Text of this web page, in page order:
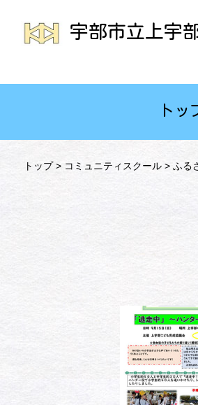
宇部市立上宇
トッ
トップ> コミュニティスクール> ふる